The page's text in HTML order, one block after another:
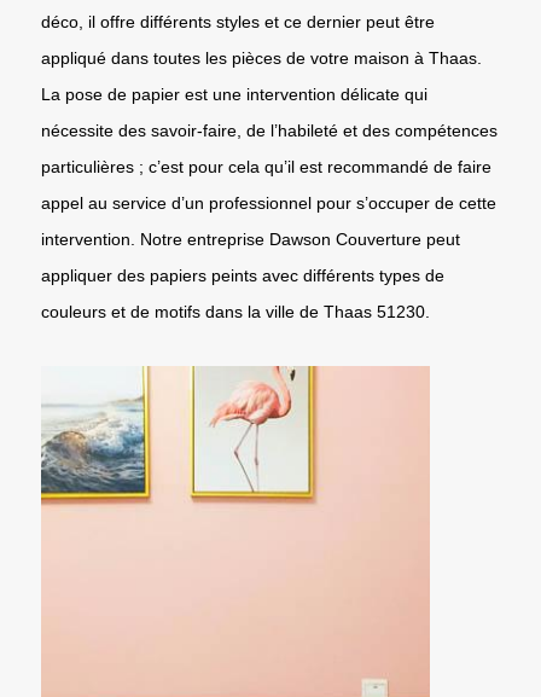
déco, il offre différents styles et ce dernier peut être
appliqué dans toutes les pièces de votre maison à Thaas.
La pose de papier est une intervention délicate qui
nécessite des savoir-faire, de l’habileté et des compétences
particulières ; c’est pour cela qu’il est recommandé de faire
appel au service d’un professionnel pour s’occuper de cette
intervention. Notre entreprise Dawson Couverture peut
appliquer des papiers peints avec différents types de
couleurs et de motifs dans la ville de Thaas 51230.